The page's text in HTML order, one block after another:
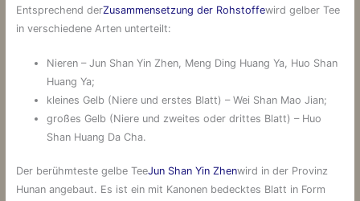
Entsprechend derZusammensetzung der Rohstoffewird gelber Tee
in verschiedene Arten unterteilt:
Nieren – Jun Shan Yin Zhen, Meng Ding Huang Ya, Huo Shan
Huang Ya;
kleines Gelb (Niere und erstes Blatt) – Wei Shan Mao Jian;
großes Gelb (Niere und zweites oder drittes Blatt) – Huo
Shan Huang Da Cha.
Der berühmteste gelbe TeeJun Shan Yin Zhenwird in der Provinz
Hunan angebaut. Es ist ein mit Kanonen bedecktes Blatt in Form